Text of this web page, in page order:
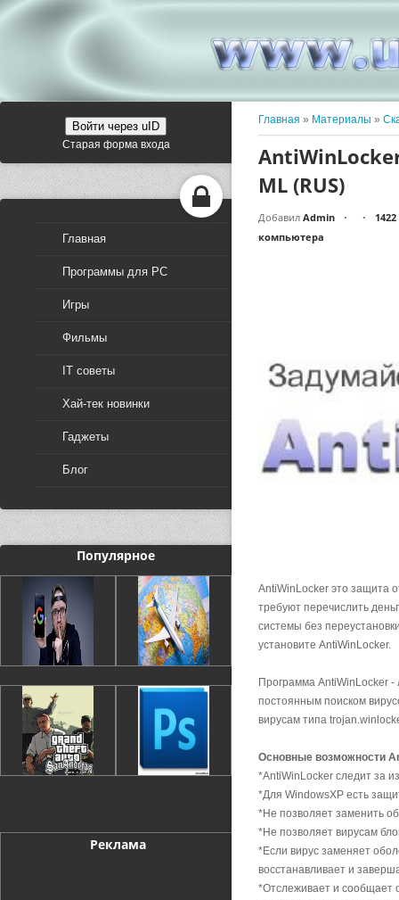
Войти через uID
Старая форма входа
Главная
Программы для PC
Игры
Фильмы
IT советы
Хай-тек новинки
Гаджеты
Блог
Популярное
Реклама
Главная » Материалы »
ML (RUS)
Добавил Admin • •
компьютера
AntiWinLocker это защита
требуют перечислить
системы без
установите AntiWinLocker.
Программа AntiWinLocker -
постоянным поиском
вирусам типа
Основные возможности
*AntiWinLocker следит за
*Для WindowsXP есть
*Не позволяет заменить
*Не позволяет вирусам
*Если вирус заменяет
восстанавливает и
*Отслеживает и сообщает